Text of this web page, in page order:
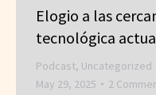
Elogio a las
tecnológica
Podcast, Uncategorized
May 29, 2025
2